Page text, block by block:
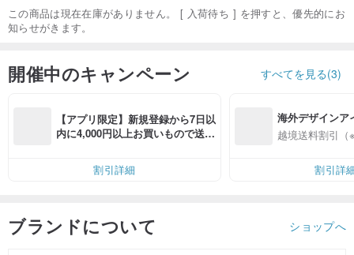
この商品は現在在庫がありません。 [ 入荷待ち ] を押すと、優先的にお
知らせがきます。
開催中のキャンペーン すべてを見る(3)
【アプリ限定】新規登録から7日以
内に4,000円以上お買いもので送料
割引詳細
海外デザインア
入
越境送料割引（
割引詳
ブランドについて ショップへ